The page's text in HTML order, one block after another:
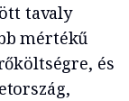
tavaly
mértékű
és